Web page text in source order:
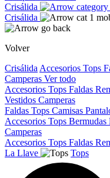
Crisálida
Crisálida
Volver
Crisálida Accesorios Tops
Camperas Ver todo
Accesorios Tops Faldas
Vestidos Camperas
Faldas Tops Camisas
Accesorios Tops Bermudas
Camperas
Accesorios Tops Faldas
La Llave
Tops